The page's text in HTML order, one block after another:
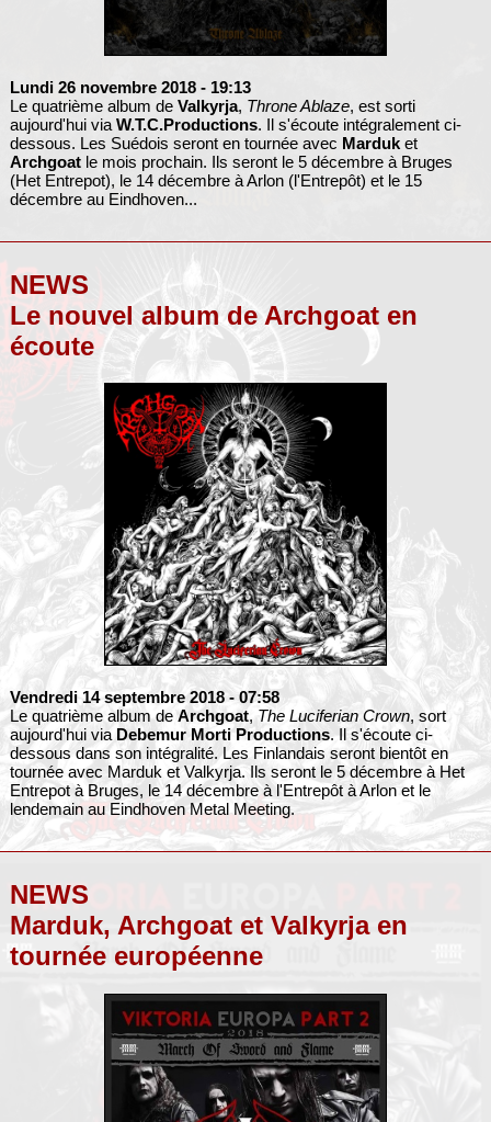
Lundi 26 novembre 2018 - 19:13
Le quatrième album de Valkyrja, Throne Ablaze, est sorti
aujourd'hui via W.T.C.Productions. Il s'écoute intégralement ci-
dessous. Les Suédois seront en tournée avec Marduket
Archgoatle mois prochain. Ils seront le 5 décembre à Bruges
(Het Entrepot), le 14 décembre à Arlon (l'Entrepôt) et le 15
décembre au Eindhoven...
NEWS
Le nouvel album de Archgoat en
écoute
Vendredi 14 septembre 2018 - 07:58
Le quatrième album de Archgoat,The Luciferian Crown, sort
aujourd'hui via Debemur Morti Productions. Il s'écoute ci-
dessous dans son intégralité. Les Finlandais seront bientôt en
tournée avec Marduk et Valkyrja. Ils seront le 5 décembre à Het
Entrepot à Bruges, le 14 décembre à l'Entrepôt à Arlon et le
lendemain au Eindhoven Metal Meeting.
NEWS
Marduk, Archgoat et Valkyrja en
tournée européenne